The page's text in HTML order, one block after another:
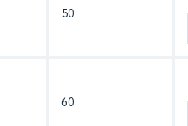
50
60